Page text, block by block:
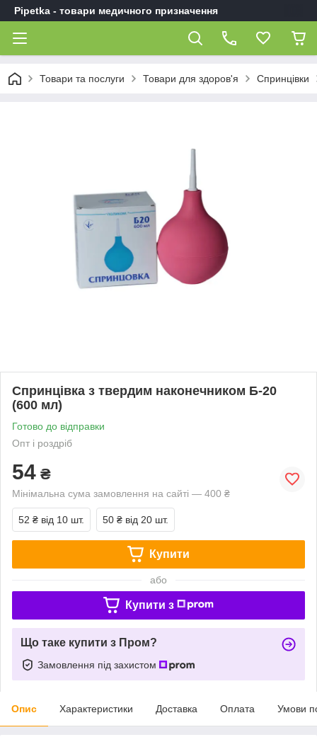
Pipetka - товари медичного призначення
Товари та послуги Товари для здоров'я Спринцівки
Спринцівка з твердим наконечником Б-20
(600 мл)
Готово до відправки
Опт і роздріб
54 ₴
Мінімальна сума замовлення на сайті — 400 ₴
52 ₴ від 10 шт. 50 ₴ від 20 шт.
Купити
або
Купити з
Що таке купити з Пром?
Замовлення під захистом
Опис Характеристики Доставка Оплата Умови